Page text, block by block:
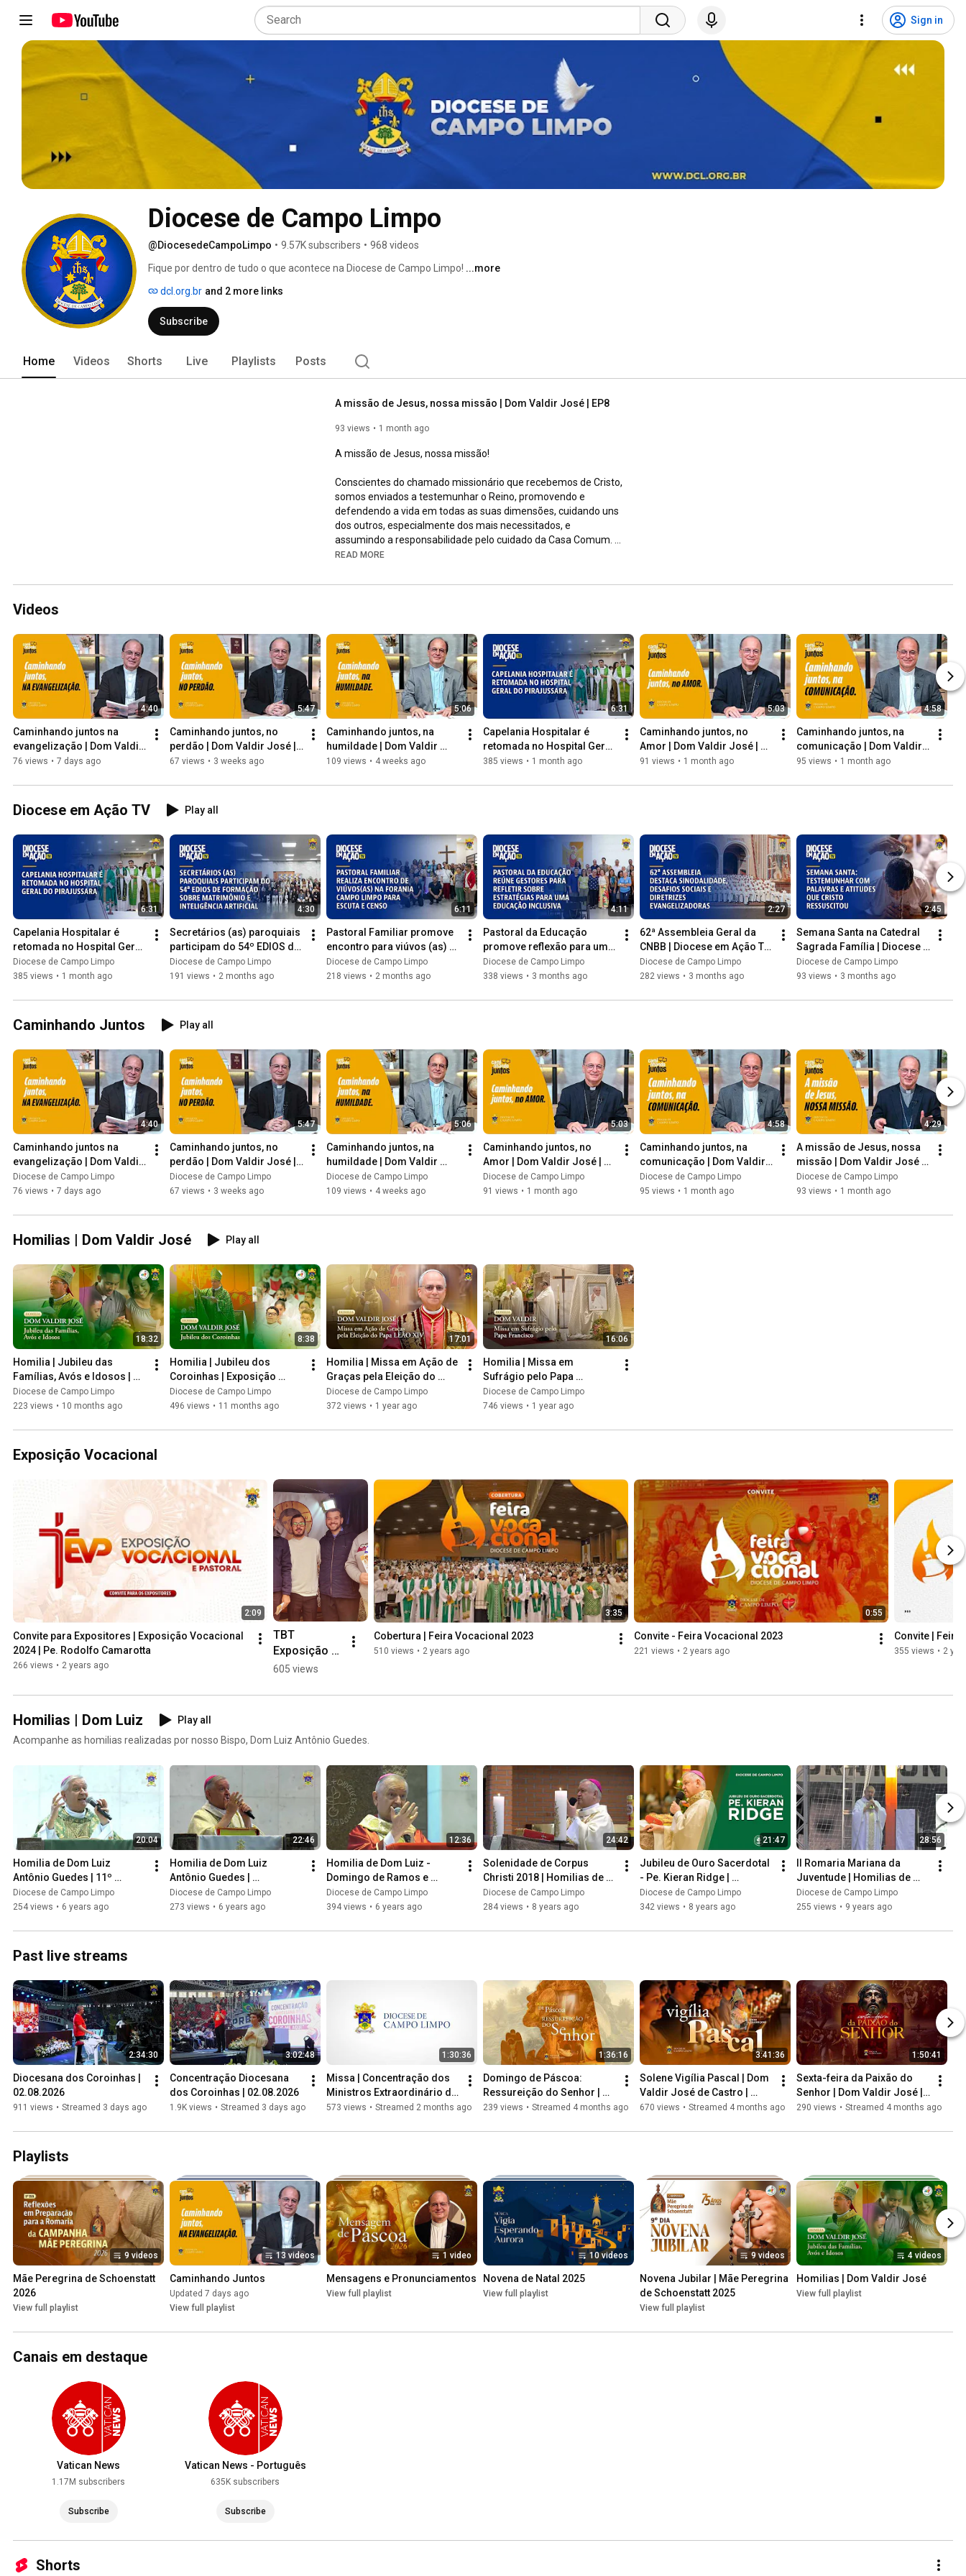
Sign in
Diocese de Campo Limpo
@DiocesedeCampoLimpo • 9.57K subscribers • 968 videos
Fique por dentro de tudo o que acontece na Diocese de Campo Limpo! ...more
dcl.org.br and 2 more links
Subscribe
Home Videos Shorts Live Playlists Posts
A missão de Jesus, nossa missão | Dom Valdir José | EP8
93 views 1 month ago
A missão de Jesus, nossa missão!
Conscientes do chamado missionário que recebemos de Cristo,
somos enviados a testemunhar o Reino, promovendo e
defendendo a vida em todas as suas dimensões, cuidando uns
dos outros, especialmente dos mais necessitados, e
assumindo a responsabilidade pelo cuidado da Casa Comum.
Instagram
@diocesedecampolimpo
https://dcl.org.br
READ MORE
Videos
4:40
Caminhando juntos na
evangelização | Dom Valdir
José | EP13
76 views • 7 days ago
5:47
Caminhando juntos, no
perdão | Dom Valdir José |
EP12
67 views • 3 weeks ago
5:06
Caminhando juntos, na
humildade | Dom Valdir
José | EP11
109 views • 4 weeks ago
6:31
Capelania Hospitalar é
retomada no Hospital Geral
do Pirajussara | Diocese em
385 views • 1 month ago
5:03
Caminhando juntos, no
Amor | Dom Valdir José |
EP10
91 views • 1 month ago
4:58
Caminhando juntos, na
comunicação | Dom Valdir
José | EP9
95 views • 1 month ago
Diocese em Ação TV Play all
6:31
Capelania Hospitalar é
retomada no Hospital Geral
do Pirajussara | Diocese em
Ação TV #13
Diocese de Campo Limpo
385 views • 1 month ago
4:30
Secretários (as) paroquiais
participam do 54º EDIOS de
formação | Diocese em
Ação TV #12
Diocese de Campo Limpo
191 views • 2 months ago
6:11
Pastoral Familiar promove
encontro para viúvos (as)
na Forania Campo Limpo |
Diocese em Ação TV #11
Diocese de Campo Limpo
218 views • 2 months ago
4:11
Pastoral da Educação
promove reflexão para uma
educação mais inclusiva |
Diocese em Ação TV #10
Diocese de Campo Limpo
338 views • 3 months ago
2:27
62ª Assembleia Geral da
CNBB | Diocese em Ação TV
#9
Diocese de Campo Limpo
282 views • 3 months ago
2:45
Semana Santa na Catedral
Sagrada Família | Diocese
em Ação TV #8
Diocese de Campo Limpo
93 views • 3 months ago
Caminhando Juntos Play all
4:40
Caminhando juntos na
evangelização | Dom Valdir
José | EP13
Diocese de Campo Limpo
76 views • 7 days ago
5:47
Caminhando juntos, no
perdão | Dom Valdir José |
EP12
Diocese de Campo Limpo
67 views • 3 weeks ago
5:06
Caminhando juntos, na
humildade | Dom Valdir
José | EP11
Diocese de Campo Limpo
109 views • 4 weeks ago
5:03
Caminhando juntos, no
Amor | Dom Valdir José |
EP10
Diocese de Campo Limpo
91 views • 1 month ago
4:58
Caminhando juntos, na
comunicação | Dom Valdir
José | EP9
Diocese de Campo Limpo
95 views • 1 month ago
4:29
A missão de Jesus, nossa
missão | Dom Valdir José |
EP8
Diocese de Campo Limpo
93 views • 1 month ago
Homilias | Dom Valdir José Play all
18:32
Homilia | Jubileu das
Famílias, Avós e Idosos |
Exposição Vocacional |
Dom Valdir José -
Diocese de Campo Limpo
223 views • 10 months ago
8:38
Homilia | Jubileu dos
Coroinhas | Exposição
Vocacional | Dom Valdir
José - 24/08/2025
Diocese de Campo Limpo
496 views • 11 months ago
17:01
Homilia | Missa em Ação de
Graças pela Eleição do
Papa Leão XIV | Dom Valdir
José
Diocese de Campo Limpo
372 views • 1 year ago
16:06
Homilia | Missa em
Sufrágio pelo Papa
Francisco | Dom Valdir
José
Diocese de Campo Limpo
746 views • 1 year ago
Exposição Vocacional
2:09
Convite para Expositores | Exposição Vocacional
2024 | Pe. Rodolfo Camarotta
266 views • 2 years ago
TBT
Exposição
Vocacional
#exposiçãov
605 views
3:35
Cobertura | Feira Vocacional 2023
510 views • 2 years ago
0:55
Convite - Feira Vocacional 2023
221 views • 2 years ago
Convite |
355 views • 2
Homilias | Dom Luiz
Play all
Acompanhe as homilias realizadas por nosso Bispo, Dom Luiz Antônio Guedes.
20:04
Homilia de Dom Luiz
Antônio Guedes | 11º
Domingo do Tempo Comum
| 14/06/2020
Diocese de Campo Limpo
254 views • 6 years ago
22:46
Homilia de Dom Luiz
Antônio Guedes |
Solenidade da Santíssima
Trindade | 07/06/2020
Diocese de Campo Limpo
273 views • 6 years ago
12:36
Homilia de Dom Luiz -
Domingo de Ramos e
Paixão de Jesus Cristo
Diocese de Campo Limpo
394 views • 6 years ago
24:42
Solenidade de Corpus
Christi 2018 | Homilias de
Dom Luiz
Diocese de Campo Limpo
284 views • 8 years ago
21:47
Jubileu de Ouro Sacerdotal
- Pe. Kieran Ridge |
Homilias de Dom Luiz
Diocese de Campo Limpo
342 views • 8 years ago
28:56
II Romaria Mariana da
Juventude | Homilias de
Dom Luiz
Diocese de Campo Limpo
255 views • 9 years ago
Past live streams
2:34:30
Diocesana dos Coroinhas |
02.08.2026
911 views • Streamed 3 days ago
3:02:48
Concentração Diocesana
dos Coroinhas | 02.08.2026
1.9K views • Streamed 3 days ago
1:30:36
Missa | Concentração dos
Ministros Extraordinário da
Comunhão | 06.06.2026
573 views • Streamed 2 months ago
1:36:16
Domingo de Páscoa:
Ressureição do Senhor |
Dom Valdir José | 05/04/26
239 views • Streamed 4 months ago
3:41:36
Solene Vigília Pascal | Dom
Valdir José de Castro |
04.04.26
670 views • Streamed 4 months ago
1:50:41
Sexta-feira da Paixão do
Senhor | Dom Valdir José |
03.04
290 views • Streamed 4 months ago
Playlists
9 videos
Mãe Peregrina de Schoenstatt
2026
View full playlist
13 videos
Caminhando Juntos
Updated 7 days ago
View full playlist
1 video
Mensagens e Pronunciamentos
View full playlist
10 videos
Novena de Natal 2025
View full playlist
9 videos
Novena Jubilar | Mãe Peregrina
de Schoenstatt 2025
View full playlist
4 videos
Homilias | Dom Valdir José
View full playlist
Canais em destaque
Vatican News
1.17M subscribers
Subscribe
Vatican News - Português
635K subscribers
Subscribe
Shorts